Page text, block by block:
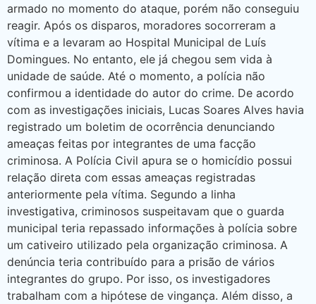
armado no momento do ataque, porém não conseguiu
reagir. Após os disparos, moradores socorreram a
vítima e a levaram ao Hospital Municipal de Luís
Domingues. No entanto, ele já chegou sem vida à
unidade de saúde. Até o momento, a polícia não
confirmou a identidade do autor do crime. De acordo
com as investigações iniciais, Lucas Soares Alves havia
registrado um boletim de ocorrência denunciando
ameaças feitas por integrantes de uma facção
criminosa. A Polícia Civil apura se o homicídio possui
relação direta com essas ameaças registradas
anteriormente pela vítima. Segundo a linha
investigativa, criminosos suspeitavam que o guarda
municipal teria repassado informações à polícia sobre
um cativeiro utilizado pela organização criminosa. A
denúncia teria contribuído para a prisão de vários
integrantes do grupo. Por isso, os investigadores
trabalham com a hipótese de vingança. Além disso, a